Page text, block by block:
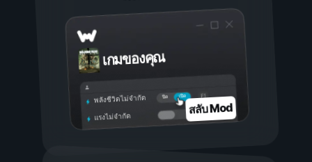
เกมของคุณ
เปิด
ปิด
พลังชีวิตไม่จำกัด
แรงไม่จำกัด สลับ Mod